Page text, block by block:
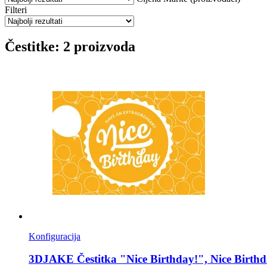
Filteri
Čestitke: 2 proizvoda
Konfiguracija
3DJAKE Čestitka "Nice Birthday!", Nice